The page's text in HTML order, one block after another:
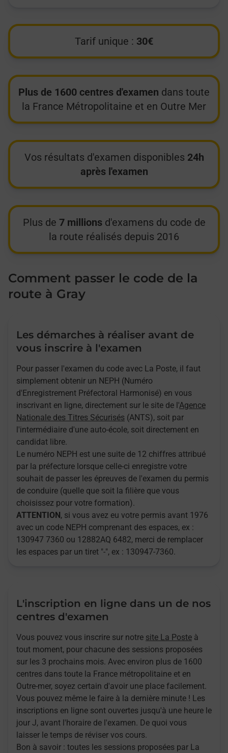
Tarif unique : 30€
Plus de 1600 centres d'examen dans toute
la France Métropolitaine et en Outre Mer
Vos résultats d'examen disponibles 24h
après l'examen
Plus de 7 millionsd'examens du code de
la route réalisés depuis 2016
Comment passer le code de la
route à Gray
Les démarches à réaliser avant de
vous inscrire à l'examen
Pour passer l'examen du code avec La Poste, il faut
simplement obtenir un NEPH (Numéro
d'Enregistrement Préfectoral Harmonisé) en vous
inscrivant en ligne, directement sur le site de l'Agence
Nationale des Titres Sécurisés (ANTS), soit par
l'intermédiaire d'une auto-école, soit directement en
candidat libre.
Le numéro NEPH est une suite de 12 chiffres attribué
par la préfecture lorsque celle-ci enregistre votre
souhait de passer les épreuves de l'examen du permis
de conduire (quelle que soit la filière que vous
choisissez pour votre formation).
ATTENTION , si vous avez eu votre permis avant 1976
avec un code NEPH comprenant des espaces, ex :
130947 7360 ou 12882AQ 6482, merci de remplacer
les espaces par un tiret "-", ex : 130947-7360.
L'inscription en ligne dans un de nos
centres d'examen
Vous pouvez vous inscrire sur notre site La Poste à
tout moment, pour chacune des sessions proposées
sur les 3 prochains mois. Avec environ plus de 1600
centres dans toute la France métropolitaine et en
Outre-mer, soyez certain d'avoir une place facilement.
Vous pouvez même le faire à la dernière minute ! Les
inscriptions en ligne sont ouvertes jusqu'à une heure le
jour J, avant l'horaire de l'examen. De quoi vous
laisser le temps de réviser vos cours.
Bon à savoir : toutes les sessions proposées par La